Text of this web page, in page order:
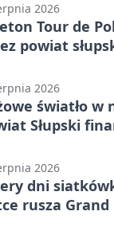
2026
Tour de
powiat
2026
światło
Słupski
2026
dni
rusza Grand